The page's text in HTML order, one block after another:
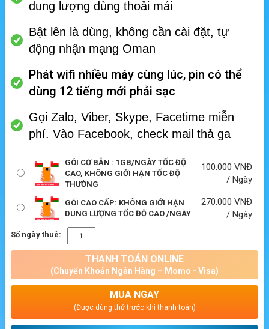
dung lượng dùng thoải mái
Bật lên là dùng, không cần cài đặt, tự
động nhận mạng Oman
Phát wifi nhiều máy cùng lúc, pin có thể
dùng 12 tiếng mới phải sạc
Gọi Zalo, Viber, Skype, Facetime miễn
phí. Vào Facebook, check mail thả ga
GÓI CƠ BẢN : 1GB/NGÀY TỐC ĐỘ
CAO, KHÔNG GIỚI HẠN TỐC ĐỘ
THƯỜNG
100.000 VNĐ
/ Ngày
GÓI CAO CẤP: KHÔNG GIỚI HẠN
DUNG LƯỢNG TỐC ĐỘ CAO /NGÀY
270.000 VNĐ
/ Ngày
Số ngày thuê:
THANH TOÁN ONLINE
(Chuyển Khoản Ngân Hàng – Momo - Visa)
MUA NGAY
(Được dùng thử trước khi thanh toán)